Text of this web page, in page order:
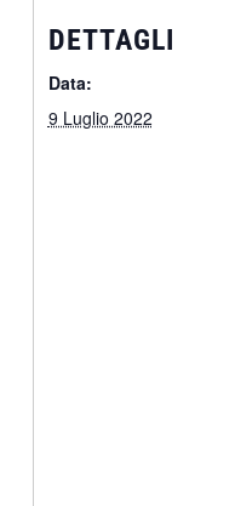
DETTAGLI
Data:
9 Luglio 2022